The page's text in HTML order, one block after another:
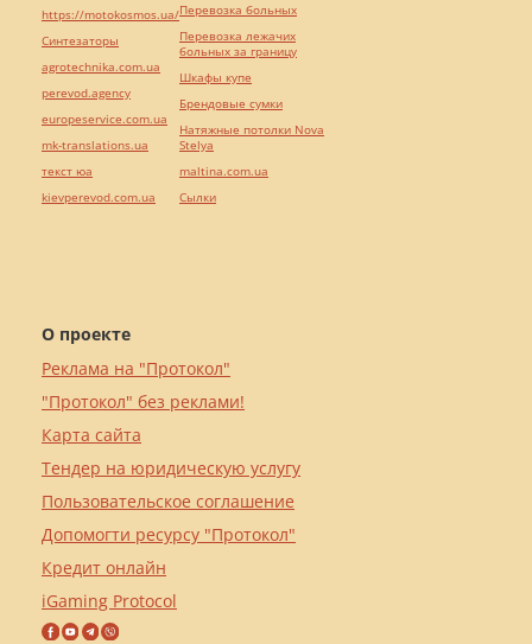
О проекте
Реклама на "Протокол"
"Протокол" без реклами!
Карта сайта
Тендер на юридическую услугу
Пользовательское соглашение
Допомогти ресурсу "Протокол"
Кредит онлайн
iGaming Protocol
https://motokosmos.ua/
Синтезаторы
agrotechnika.com.ua
perevod.agency
europeservice.com.ua
mk-translations.ua
текст юа
kievperevod.com.ua
Перевозка больных
Перевозка лежачих
больных за границу
Шкафы купе
Брендовые сумки
Натяжные потолки Nova
Stelya
maltina.com.ua
Cылки